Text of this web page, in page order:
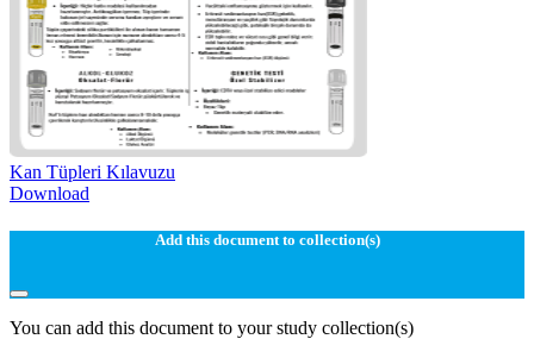
Kan Tüpleri Kılavuzu
Download
Add this document to collection(s)
You can add this document to your study collection(s)